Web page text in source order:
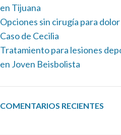
en Tijuana
Opciones sin cirugía para
Caso de Cecilia
Tratamiento para lesiones
en Joven Beisbolista
COMENTARIOS RECIENTES